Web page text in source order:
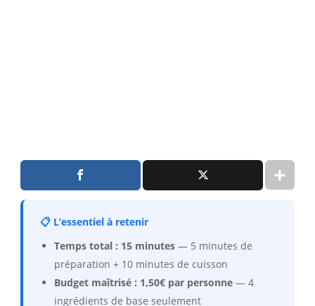
📋 L’essentiel à retenir
Temps total : 15 minutes— 5 minutes de
préparation + 10 minutes de cuisson
Budget maîtrisé : 1,50€ par personne— 4
ingrédients de base seulement